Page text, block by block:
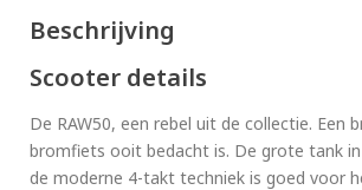
Beschrijving
Scooter details
De RAW50, een rebel uit de collectie. Een
bromfiets ooit bedacht is. De grote tank
de moderne 4-takt techniek is goed voor